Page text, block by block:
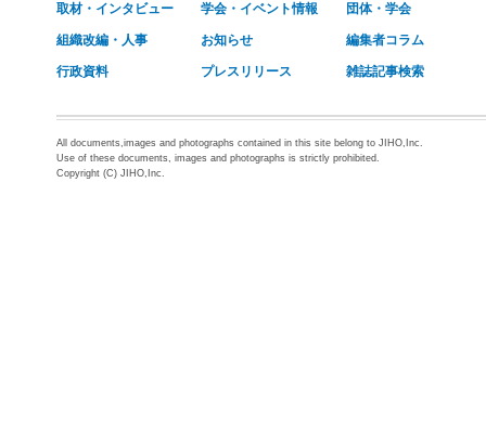
取材・インタビュー 学会・イベント情報 団体・学会
組織改編・人事 お知らせ 編集者コラム
行政資料 プレスリリース 雑誌記事検索
All documents,images and photographs contained in this site belong to JIHO,Inc.
Use of these documents, images and photographs is strictly prohibited.
Copyright (C) JIHO,Inc.